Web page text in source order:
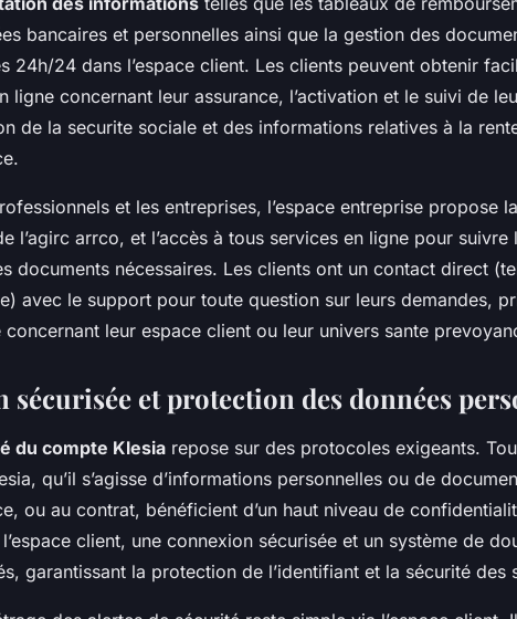
bancaires et personnelles ainsi que la gestion des
24h/24 dans l’espace client. Les clients peuvent obtenir
ligne concernant leur assurance, l’activation et le suivi de
de la securite sociale et des informations relatives à la
et les entreprises, l’espace entreprise propose
l’agirc arrco, et l’accès à tous services en ligne pour suivre
documents nécessaires. Les clients ont un contact direct
avec le support pour toute question sur leurs demandes,
leur espace client ou leur univers sante
sécurisée et protection des données
du compte Klesia repose sur des protocoles exigeants.
qu’il s’agisse d’informations personnelles ou de
ou au contrat, bénéficient d’un haut niveau de
client, une connexion sécurisée et un système de
garantissant la protection de l’identifiant et la sécurité des